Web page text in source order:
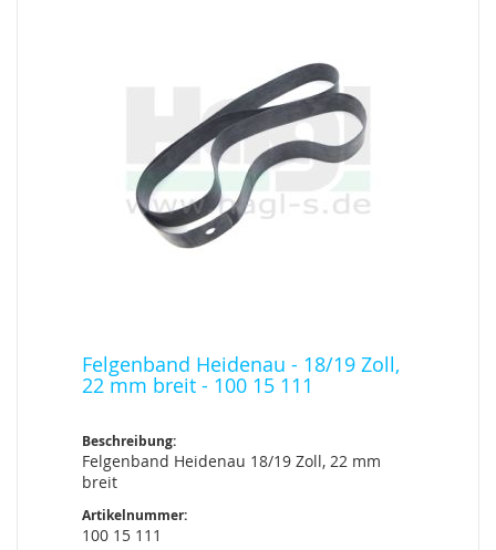
Felgenband Heidenau - 18/19 Zoll,
22 mm breit - 100 15 111
Beschreibung:
Felgenband Heidenau 18/19 Zoll, 22 mm
breit
Artikelnummer:
100 15 111